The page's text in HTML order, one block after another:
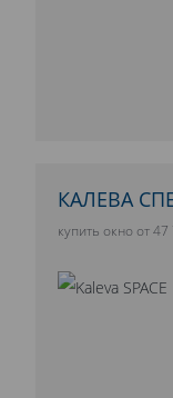
КАЛЕВА
купить окно от